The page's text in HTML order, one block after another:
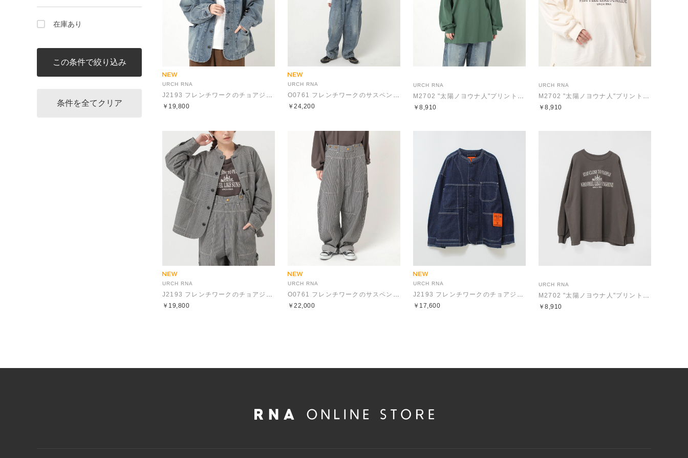
在庫あり
URCH RNA
J2193 フレンチワークのチョアジャケット
￥19,800
URCH RNA
O0761 フレンチワークのサスペンダーチョアパンツ
￥24,200
URCH RNA
￥8,910
URCH RNA
￥8,910
URCH RNA
J2193 フレンチワークのチョアジャケット
￥19,800
URCH RNA
O0761 フレンチワークのサスペンダーチョアパンツ
￥22,000
URCH RNA
J2193 フレンチワークのチョアジャケット
￥17,600
URCH RNA
￥8,910